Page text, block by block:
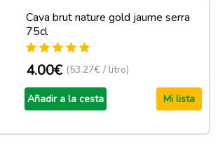
Cava brut nature gold jaume serra
75cl
4.00€ (53.27€ / litro)
Añadir a la cesta Mi lista